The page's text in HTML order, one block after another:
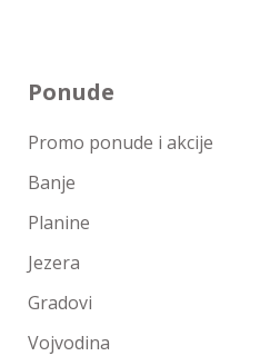
Ponude
Promo ponude i akcije
Banje
Planine
Jezera
Gradovi
Vojvodina